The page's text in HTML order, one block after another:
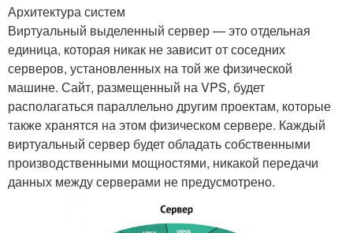
Архитектура систем
Виртуальный выделенный сервер — это отдельная
единица, которая никак не зависит от соседних
серверов, установленных на той же физической
машине. Сайт, размещенный на VPS, будет
располагаться параллельно другим проектам, которые
также хранятся на этом физическом сервере. Каждый
виртуальный сервер будет обладать собственными
производственными мощностями, никакой передачи
данных между серверами не предусмотрено.